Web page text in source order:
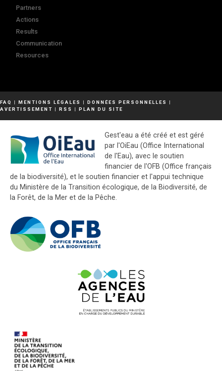
Partners
Actions
Results
Communication
Resources
FAQ | MENTIONS LÉGALES | DONNÉES PERSONNELLES
|
AVERTISSEMENT | RSS | PLAN DU SITE
Gest'eau a été créé et est géré
par l'OiEau (Office International
de l'Eau), avec le soutien
financier de l'OFB (Office français
de la biodiversité), et le soutien financier et l'appui technique
du Ministère de la Transition écologique, de la Biodiversité, de
la Forêt, de la Mer et de la Pêche.